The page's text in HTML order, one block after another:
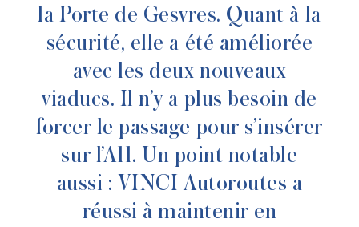
la Porte de Gesvres. Quant à la
sécurité, elle a été améliorée
avec les deux nouveaux
viaducs. Il n’y a plus besoin de
forcer le passage pour s’insérer
sur l’A11. Un point notable
aussi : VINCI Autoroutes a
réussi à maintenir en